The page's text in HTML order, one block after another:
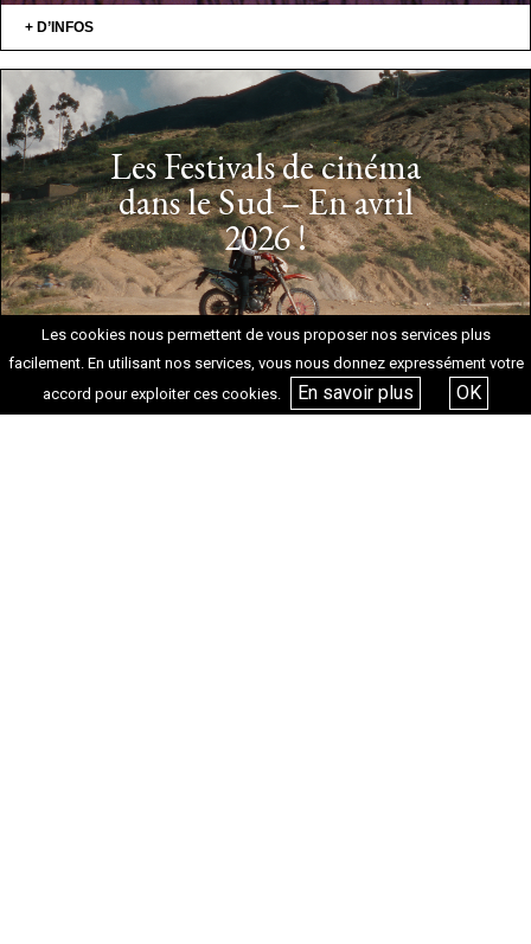
+ D’INFOS
Les Festivals de cinéma
dans le Sud – En avril
2026 !
+ D’INFOS
Les cookies nous permettent de vous proposer nos services plus
facilement. En utilisant nos services, vous nous donnez expressément votre
accord pour exploiter ces cookies.
En savoir plus OK